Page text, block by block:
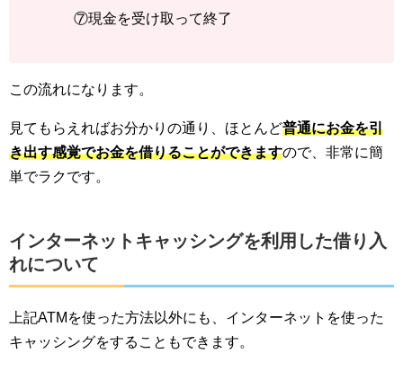
⑦現金を受け取って終了
この流れになります。
見てもらえればお分かりの通り、ほとんど普通にお金を引
き出す感覚でお金を借りることができますので、非常に簡
単でラクです。
インターネットキャッシングを利用した借り入
れについて
上記ATMを使った方法以外にも、インターネットを使った
キャッシングをすることもできます。